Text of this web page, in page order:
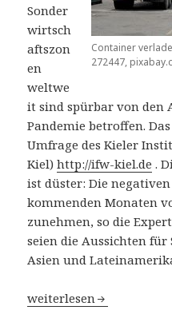
Container
272447,
Sonder
wirtsch
aftszon
en
weltwe
it sind spürbar von den
Pandemie betroffen.
Umfrage des Kieler
Kiel)http://ifw-kiel.de .
ist düster: Die
kommenden Monaten
zunehmen, so die
seien die Aussichten
Asien und
Corona:
weiterlesen